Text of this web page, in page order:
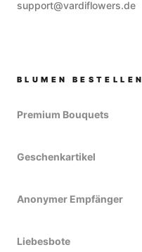
support@vardiflowers.de
BLUMEN BESTELLEN
Premium Bouquets
Geschenkartikel
Anonymer Empfänger
Liebesbote